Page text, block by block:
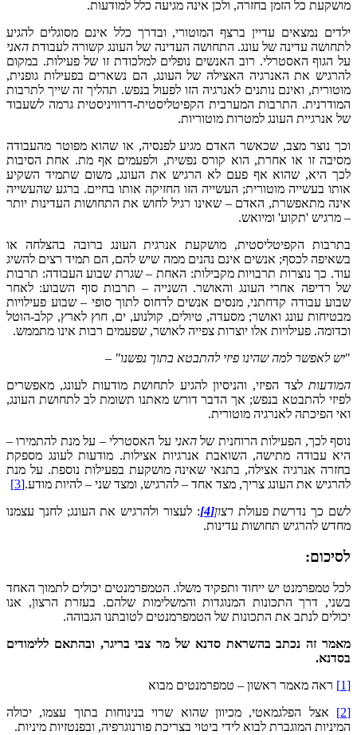
מושקעת כל הזמן בחזרה, ולכן אינה מגיעה כלל למודעות.
ילדים נמצאים עדיין ברצף המוטורי, ובדרך כלל אינם מסוגלים להגיע
לתחושה עדינה של עונג. התחושה העדינה של העונג קשורה לעבודתהאני
על הגוף האסטרלי. רוב האנשים נופלים למלכודת זו של פעילות. במקום
להרגיש את האנרגיה האצילה של העונג, הם נשארים בפעילות גופנית,
מוטורית, ואינם נותנים לאנרגיה הזו לפעול בנפש. תהליך זה שייך לתרבות
המודרנית. התרבות המערבית הקפיטליסטית-דרוויניסטית גרמה לשעבוד
של אנרגיית העונג למטרות מוטוריות.
וכך נוצר מצב, שכאשר האדם מגיע לפנסיה, או שהוא מפוטר מהעבודה
מסיבה זו או אחרת, הוא קורס נפשית, ולפעמים אף מת. אחת הסיבות
לכך היא, שהוא אף פעם לא הרגיש את העונג, משום שתמיד השקיע
אותו בעשייה מוטורית; העשייה הזו החזיקה אותו בחיים. ברגע שהעשייה
אינה מתאפשרת, האדם – שאינו רגיל לחוש את התחושות העדינות יותר
– מרגיש 'תקוע' ומיואש.
בתרבות הקפיטליסטית, מושקעת אנרגית העונג ברובה בהצלחה או
בשאיפה לכסף; אנשים אינם נהנים ממה שיש להם, הם תמיד רצים להשיג
עוד. כך נוצרות תרבויות מקבילות: האחת – שגרת שבוע העבודה: תרבות
של רדיפה אחרי העונג והאושר. השנייה – תרבות סוף השבוע: לאחר
שבוע עבודה קדחתני, מנסים אנשים לדחוס לתוך סופי – שבוע פעילויות
מבטיחות עונג ואושר; מסעדה, טיולים, קולנוע, ים, חוץ לארץ, קלב-הוטל
וכדומה. פעילויות אלו יוצרות צפייה לאושר, שפעמים רבות אינו מתממש.
"יש לאפשר למה שהינו פיזי להתבטא בתוך נפשנו" –
המודעות לצד הפיזי, והניסיון להגיע לתחושת מודעות לעונג, מאפשרים
לפיזי להתבטא בנפש; אך הדבר דורש מאתנו תשומת לב לתחושת העונג,
ואי הפיכתה לאנרגיה מוטורית.
נוסף לכך, הפעילות הרוחנית שלהאני על האסטרלי – על מנת להתמירו –
היא עבודה מתישה, השואבת אנרגיות אצילות. מודעות לעונג מספקת
בחזרה אנרגיה אצילה, בתנאי שאינה מושקעת בפעילות נוספת. על מנת
להרגיש את העונג צריך, מצד אחד – להרגיש, ומצד שני – להיות מודע.[3]
לשם כך נדרשת פעולתרצון[4]
: לעצור ולהרגיש את העונג; לחנך עצמנו
מחדש להרגיש תחושות עדינות.
לסיכום:
לכל טמפרמנט יש ייחוד ותפקיד משלו. הטמפרמנטים יכולים לתמוך האחד
בשני, דרך התכונות המנוגדות והמשלימות שלהם. בעזרת הרצון, אנו
יכולים לנתב את התכונות של הטמפרמנטים לטובתנו הגבוהה.
מאמר זה נכתב בהשראת סדנא של מר צבי בריגר, ובהתאם ללימודים
בסדנא.
[1]
ראה מאמר ראשון – טמפרמנטים מבוא
[2]
אצל הפלגמאטי, מכיוון שהוא שרוי בנינוחות בתוך עצמו, יכולה
המיניות המוגברת לבוא לידי ביטוי בצריכת פורנוגרפיה, ובפנטזיות מיניות.